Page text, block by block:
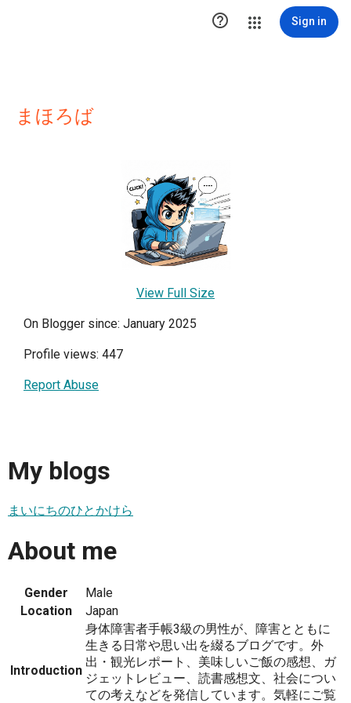
 Sign in
まほろば
View Full Size
On Blogger since: January 2025
Profile views: 447
Report Abuse
My blogs
まいにちのひとかけら
About me
Gender
Male
Location
Japan
Introduction
身体障害者手帳3級の男性が、障害とともに
生きる日常や思い出を綴るブログです。外
出・観光レポート、美味しいご飯の感想、ガ
ジェットレビュー、読書感想文、社会につい
ての考えなどを発信しています。気軽にご覧